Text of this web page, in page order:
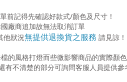
前記得先確認好款式/顏色及尺寸！
廠商追加故無法取消訂單
他狀況無提供退換貨之服務 請見諒！
的風格打燈而些微影響商品的實際顏色
有不清楚的部分可詢問客服人員提供參